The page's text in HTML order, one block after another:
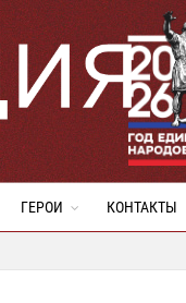
ГЕРОИ КОНТАКТЫ